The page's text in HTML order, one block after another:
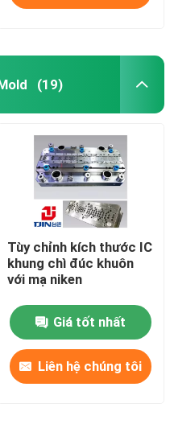
(19)
Tùy chỉnh kích thước IC
khung chì đúc khuôn
với mạ niken
Giá tốt nhất
Liên hệ chúng tôi